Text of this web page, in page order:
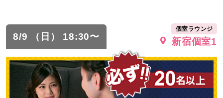
8/9 （日） 18:30〜
個室ラウンジ
新宿個室1